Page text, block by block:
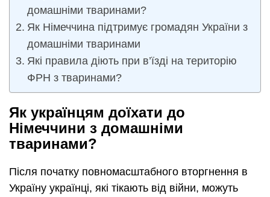
домашніми тваринами?
Як Німеччина підтримує громадян України з
домашніми тваринами
Які правила діють при в’їзді на територію
ФРН з тваринами?
Як українцям доїхати до
Німеччини з домашніми
тваринами?
Після початку повномасштабного вторгнення в
Україну українці, які тікають від війни, можуть